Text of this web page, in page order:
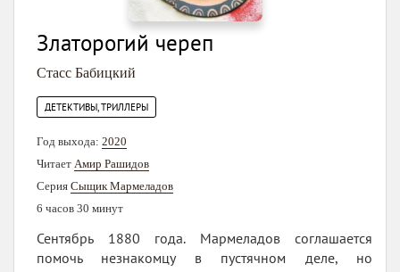
Златорогий череп
Стасс Бабицкий
ДЕТЕКТИВЫ, ТРИЛЛЕРЫ
Год выхода: 2020
Читает Амир Рашидов
Серия Сыщик Мармеладов
6 часов 30 минут
Сентябрь 1880 года. Мармеладов соглашается
помочь незнакомцу в пустячном деле, но